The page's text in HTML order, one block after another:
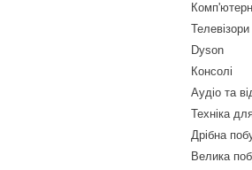
Телевізори
Dyson
Консолі
Аудіо та
Техніка
Дрібна
Велика